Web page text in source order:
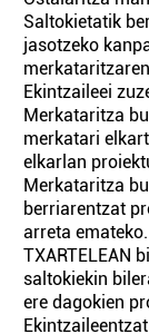
Saltokietatik
jasotzeko
Ekintzaileei
Merkataritza
merkatari
elkarlan
Merkataritza
berriarentzat
arreta
TXARTELEAN
saltokiekin
ere dagokien